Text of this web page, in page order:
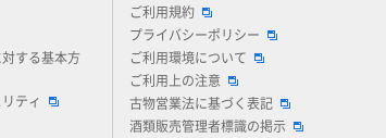
する基本方
ティ
ご利用規約
プライバシーポリシー
ご利用環境について
ご利用上の注意
古物営業法に基づく表記
酒類販売管理者標識の掲示